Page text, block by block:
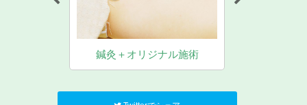
鍼灸＋オリジナル施術